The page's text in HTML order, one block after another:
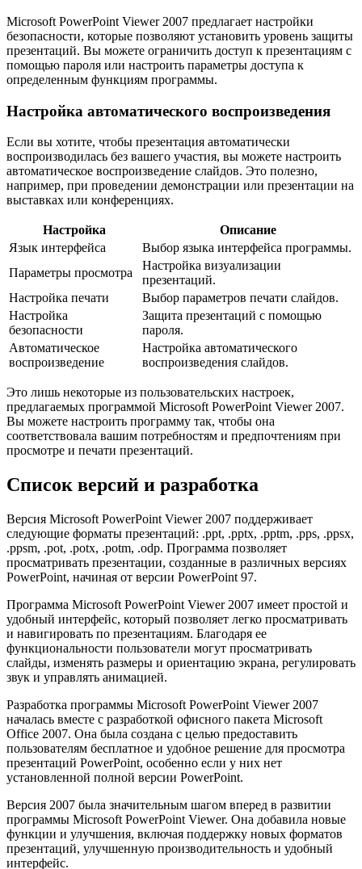
Microsoft PowerPoint Viewer 2007 предлагает настройки
безопасности, которые позволяют установить уровень защиты
презентаций. Вы можете ограничить доступ к презентациям с
помощью пароля или настроить параметры доступа к
определенным функциям программы.
Настройка автоматического воспроизведения
Если вы хотите, чтобы презентация автоматически
воспроизводилась без вашего участия, вы можете настроить
автоматическое воспроизведение слайдов. Это полезно,
например, при проведении демонстрации или презентации на
выставках или конференциях.
Настройка
Описание
Язык интерфейса
Выбор языка интерфейса программы.
Параметры просмотра
Настройка визуализации
презентаций.
Настройка печати
Выбор параметров печати слайдов.
Настройка
безопасности
Защита презентаций с помощью
пароля.
Автоматическое
воспроизведение
Настройка автоматического
воспроизведения слайдов.
Это лишь некоторые из пользовательских настроек,
предлагаемых программой Microsoft PowerPoint Viewer 2007.
Вы можете настроить программу так, чтобы она
соответствовала вашим потребностям и предпочтениям при
просмотре и печати презентаций.
Список версий и разработка
Версия Microsoft PowerPoint Viewer 2007 поддерживает
следующие форматы презентаций: .ppt, .pptx, .pptm, .pps, .ppsx,
.ppsm, .pot, .potx, .potm, .odp. Программа позволяет
просматривать презентации, созданные в различных версиях
PowerPoint, начиная от версии PowerPoint 97.
Программа Microsoft PowerPoint Viewer 2007 имеет простой и
удобный интерфейс, который позволяет легко просматривать
и навигировать по презентациям. Благодаря ее
функциональности пользователи могут просматривать
слайды, изменять размеры и ориентацию экрана, регулировать
звук и управлять анимацией.
Разработка программы Microsoft PowerPoint Viewer 2007
началась вместе с разработкой офисного пакета Microsoft
Office 2007. Она была создана с целью предоставить
пользователям бесплатное и удобное решение для просмотра
презентаций PowerPoint, особенно если у них нет
установленной полной версии PowerPoint.
Версия 2007 была значительным шагом вперед в развитии
программы Microsoft PowerPoint Viewer. Она добавила новые
функции и улучшения, включая поддержку новых форматов
презентаций, улучшенную производительность и удобный
интерфейс.